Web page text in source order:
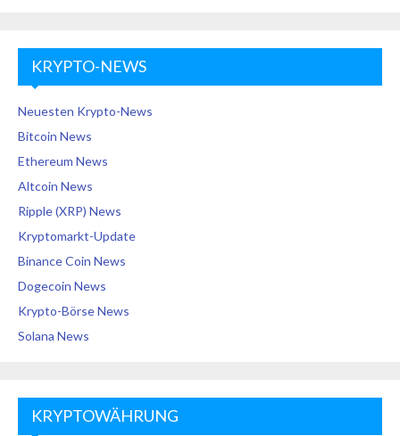
KRYPTO-NEWS
Neuesten Krypto-News
Bitcoin News
Ethereum News
Altcoin News
Ripple (XRP) News
Kryptomarkt-Update
Binance Coin News
Dogecoin News
Krypto-Börse News
Solana News
KRYPTOWÄHRUNG